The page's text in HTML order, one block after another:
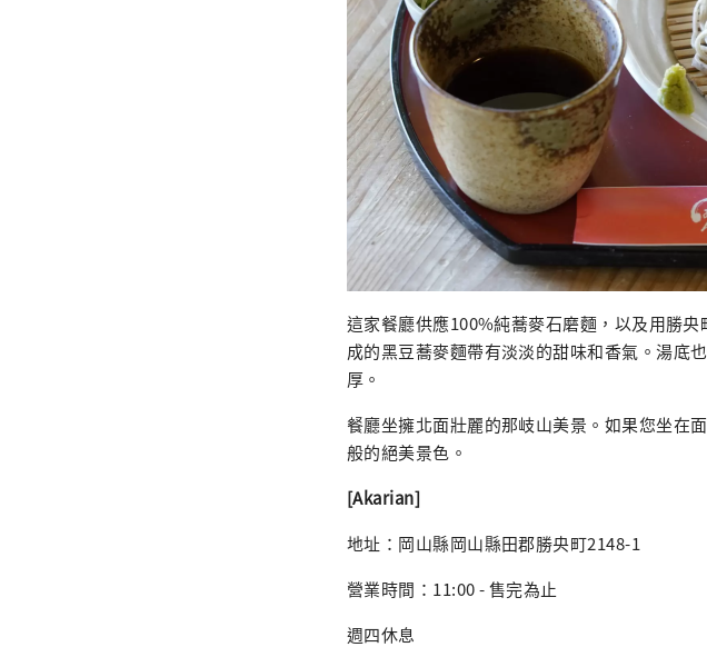
這家餐廳供應100%純蕎麥石磨麵，以及用勝
成的黑豆蕎麥麵帶有淡淡的甜味和香氣。湯底
厚。
餐廳坐擁北面壯麗的那岐山美景。如果您坐在
般的絕美景色。
[Akarian]
地址：岡山縣岡山縣田郡勝央町2148-1
營業時間：11:00 - 售完為止
週四休息